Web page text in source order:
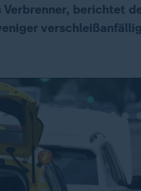
berichtet